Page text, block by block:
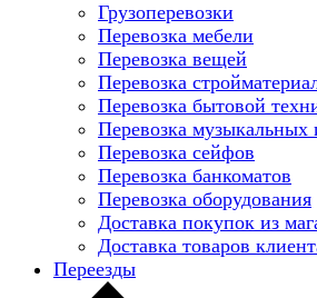
Грузоперевозки
Перевозка мебели
Перевозка вещей
Перевозка
Перевозка бытовой
Перевозка музыкальных
Перевозка сейфов
Перевозка банкоматов
Перевозка оборудования
Доставка покупок из
Доставка товаров
Переезды